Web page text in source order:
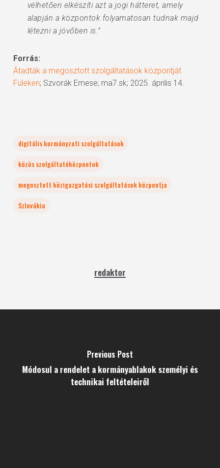
vélhetően elkészíti azt a jogi hátteret, amely
alapján a központok folyamatosan tudnak majd
létezni a jövőben is.”
Forrás:
Átadták a megosztott szolgáltatások központját
Füleken; Szvorák Emese; ma7.sk; 2025. április 14.
digitális kormányzati szolgáltatások
közös szolgáltatóközpontok
megosztott közigazgatási szolgáltatások központja
Szlovákia
redaktor
Previous Post
Módosul a rendelet a kormányablakok személyi és
technikai feltételeiről